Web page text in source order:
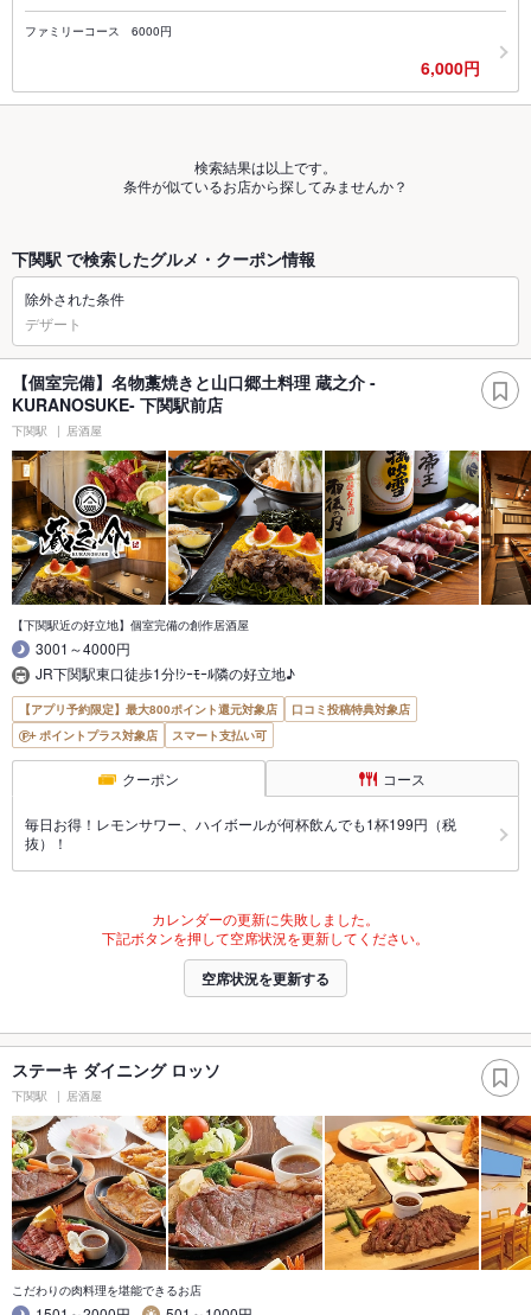
ファミリーコース 6000円
6,000円
検索結果は以上です。
条件が似ているお店から探してみませんか？
下関駅 で検索したグルメ・クーポン情報
除外された条件
デザート
【個室完備】名物藁焼きと山口郷土料理 蔵之介 -
KURANOSUKE- 下関駅前店
下関駅 居酒屋
【下関駅近の好立地】個室完備の創作居酒屋
3001～4000円
JR下関駅東口徒歩1分!ｼｰﾓｰﾙ隣の好立地♪
【アプリ予約限定】最大800ポイント還元対象店
口コミ投稿特典対象店
ポイントプラス対象店
スマート支払い可
クーポン コース
毎日お得！レモンサワー、ハイボールが何杯飲んでも1杯199円（税
抜）！
カレンダーの更新に失敗しました。
下記ボタンを押して空席状況を更新してください。
空席状況を更新する
ステーキ ダイニング ロッソ
下関駅 居酒屋
こだわりの肉料理を堪能できるお店